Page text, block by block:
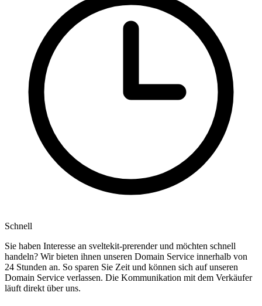
Schnell
Sie haben Interesse an sveltekit-prerender und möchten schnell
handeln? Wir bieten ihnen unseren Domain Service innerhalb von
24 Stunden an. So sparen Sie Zeit und können sich auf unseren
Domain Service verlassen. Die Kommunikation mit dem Verkäufer
läuft direkt über uns.